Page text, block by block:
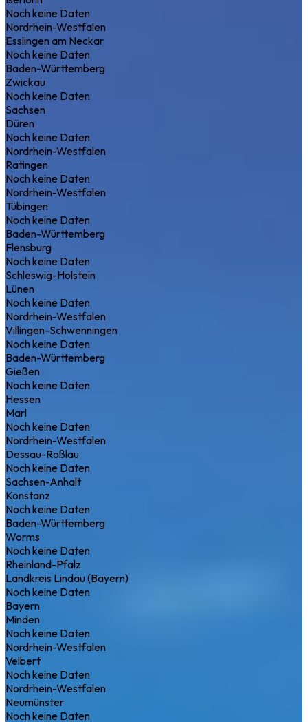
Noch keine Daten
Nordrhein-Westfalen
Esslingen am Neckar
Noch keine Daten
Baden-Württemberg
Zwickau
Noch keine Daten
Sachsen
Düren
Noch keine Daten
Nordrhein-Westfalen
Ratingen
Noch keine Daten
Nordrhein-Westfalen
Tübingen
Noch keine Daten
Baden-Württemberg
Flensburg
Noch keine Daten
Schleswig-Holstein
Lünen
Noch keine Daten
Nordrhein-Westfalen
Villingen-Schwenningen
Noch keine Daten
Baden-Württemberg
Gießen
Noch keine Daten
Hessen
Marl
Noch keine Daten
Nordrhein-Westfalen
Dessau-Roßlau
Noch keine Daten
Sachsen-Anhalt
Konstanz
Noch keine Daten
Baden-Württemberg
Worms
Noch keine Daten
Rheinland-Pfalz
Landkreis Lindau (Bayern)
Noch keine Daten
Bayern
Minden
Noch keine Daten
Nordrhein-Westfalen
Velbert
Noch keine Daten
Nordrhein-Westfalen
Neumünster
Noch keine Daten